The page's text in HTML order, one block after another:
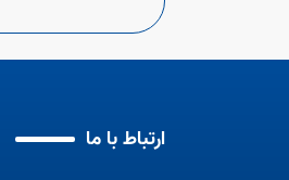
ارتباط با ما